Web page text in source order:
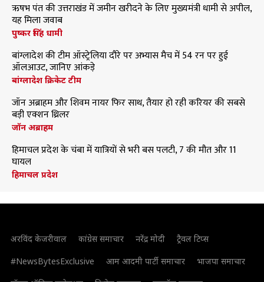
ऋषभ पंत की उत्तराखंड में जमीन खरीदने के लिए मुख्यमंत्री धामी से अपील,
यह मिला जवाब
पुष्कर सिंह धामी
बांग्लादेश की टीम ऑस्ट्रेलिया दौरे पर अभ्यास मैच में 54 रन पर हुई
ऑलआउट, जानिए आंकड़े
बांग्लादेश क्रिकेट टीम
जॉन अब्राहम और शिवम नायर फिर साथ, तैयार हो रही करियर की सबसे
बड़ी एक्शन थ्रिलर
जॉन अब्राहम
हिमाचल प्रदेश के चंबा में यात्रियों से भरी बस पलटी, 7 की मौत और 11
घायल
हिमाचल प्रदेश
अरविंद केजरीवाल कांग्रेस समाचार नरेंद्र मोदी
ट्रैवल टिप्स
#NewsBytesExclusive
आम आदमी पार्टी समाचार
भाजपा समाचार